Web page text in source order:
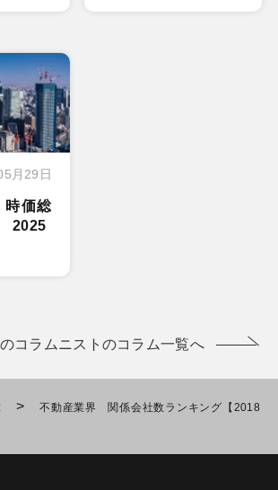
月29日
価総
2025
コラムニストのコラム一覧へ
>
不動産業界 関係会社数ランキング【2018